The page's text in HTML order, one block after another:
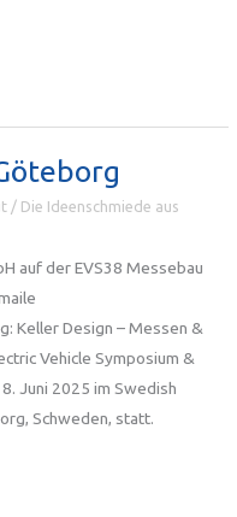
/ Die Ideenschmiede aus
auf der EVS38 Messebau
Keller Design – Messen &
Vehicle Symposium &
Juni 2025 im Swedish
Schweden, statt.